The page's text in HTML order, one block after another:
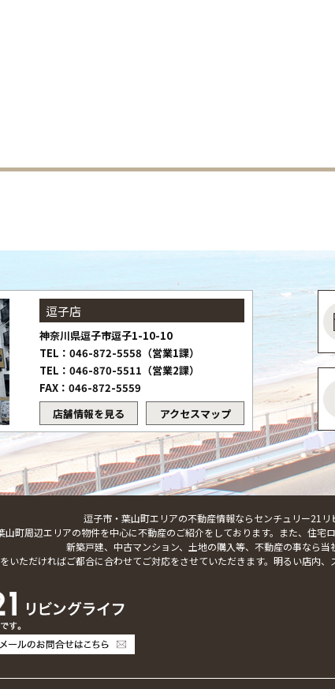
逗子店
神奈川県逗子市逗子1-10-10
TEL：046-872-5558（営業1課）
TEL：046-870-5511（営業2課）
FAX：046-872-5559
店舗情報を見る
アクセスマップ
逗子市・葉山町エリアの不動産情報ならセンチュリー21リ
山町周辺エリアの物件を中心に不動産のご紹介をしております。また、住宅
新築戸建、中古マンション、土地の購入等、不動産の事なら当
いただければご都合に合わせてご対応をさせていただきます。明るい店内、